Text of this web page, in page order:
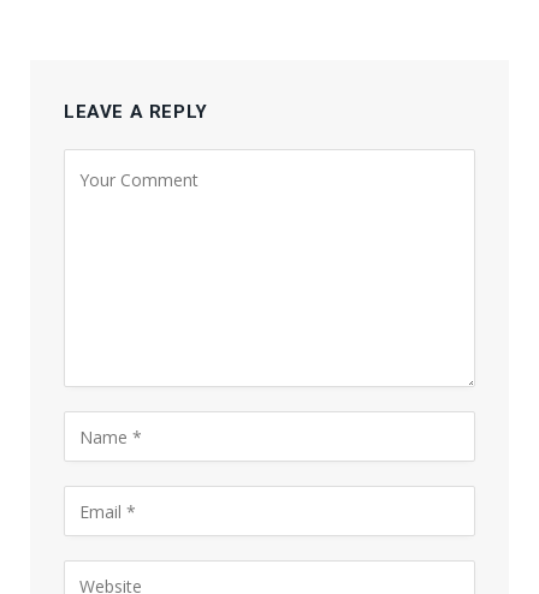
LEAVE A REPLY